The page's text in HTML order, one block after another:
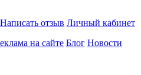
Написать отзыв Личный кабинет
на сайте Блог Новости